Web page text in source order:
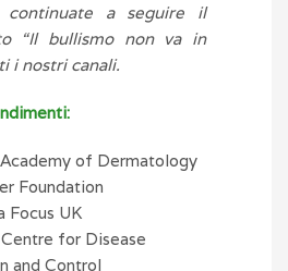
continuate a seguire il
“Il bullismo non va in
i nostri canali.
of Dermatology
Foundation
Focus UK
for Disease
and Control